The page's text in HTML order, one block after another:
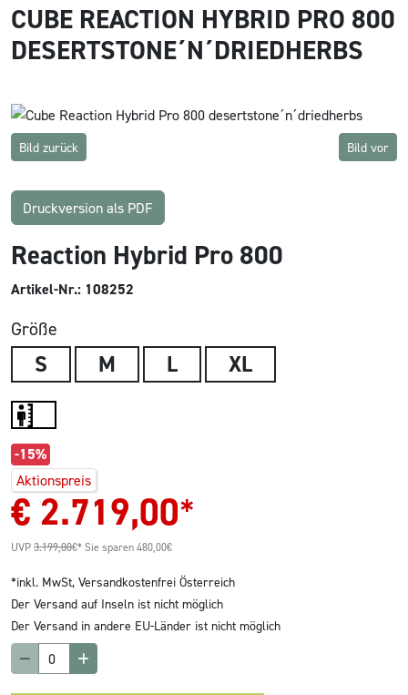
CUBE REACTION HYBRID PRO 800
DESERTSTONE´N´DRIEDHERBS
Bild zurück Bild vor
Druckversion als PDF
Reaction Hybrid Pro 800
Artikel-Nr.: 108252
Größe
S M L XL
-15%
Aktionspreis
€ 2.719,00*
UVP 3.199,00€* Sie sparen 480,00€
*inkl. MwSt, Versandkostenfrei Österreich
Der Versand auf Inseln ist nicht möglich
Der Versand in andere EU-Länder ist nicht möglich